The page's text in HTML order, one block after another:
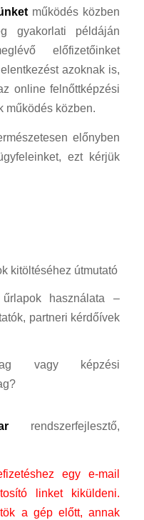
működés közben
gyakorlati példáján
előfizetőinket
azoknak is,
online felnőttképzési
működés közben.
előnyben
ezt kérjük
kitöltéséhez útmutató
használata –
partneri kérdőívek
vagy képzési
rendszerfejlesztő,
egy e-mail
linket kiküldeni.
a gép előtt, annak